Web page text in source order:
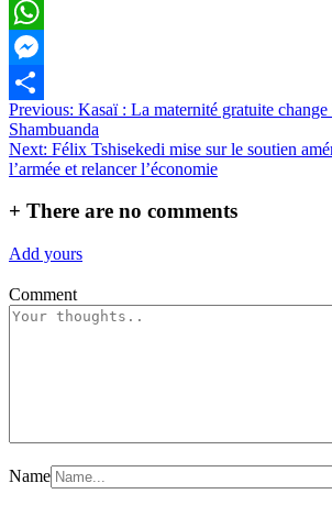
Email
WhatsApp
Messenger
Partager
Navigation
de
l’article
Previous: Kasaï : La maternité gratuite
Shambuanda
Next: Félix Tshisekedi mise sur le soutien
l’armée et relancer l’économie
+ There are no comments
Add yours
Comment
Name